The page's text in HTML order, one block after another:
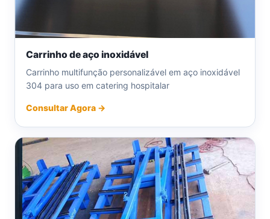
Carrinho de aço inoxidável
Carrinho multifunção personalizável em aço inoxidável
304 para uso em catering hospitalar
Consultar Agora →